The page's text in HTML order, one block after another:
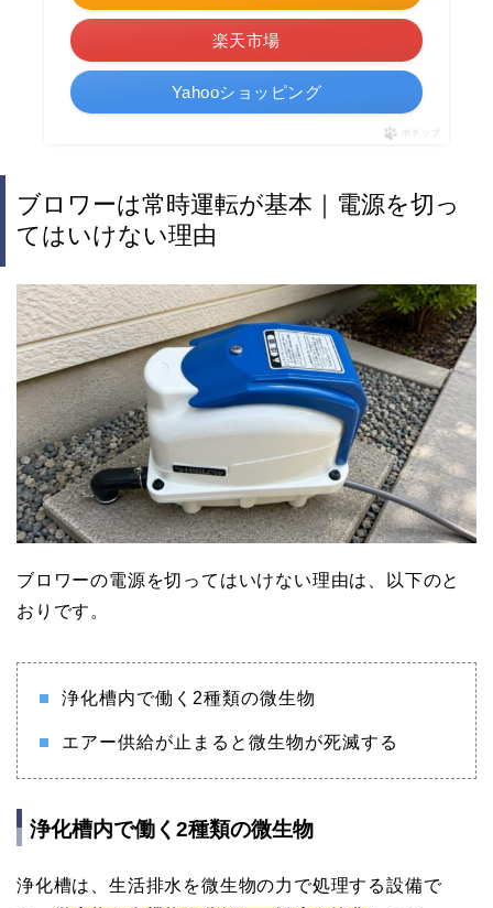
楽天市場
Yahooショッピング
ポチップ
ブロワーは常時運転が基本｜電源を切っ
てはいけない理由
ブロワーの電源を切ってはいけない理由は、以下のと
おりです。
浄化槽内で働く2種類の微生物
エアー供給が止まると微生物が死滅する
浄化槽内で働く2種類の微生物
浄化槽は、生活排水を微生物の力で処理する設備で